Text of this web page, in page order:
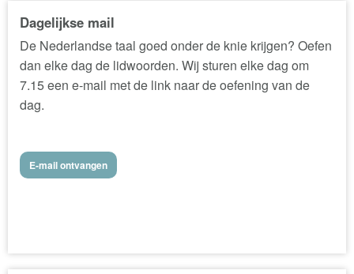
Dagelijkse mail
De Nederlandse taal goed onder de knie krijgen? Oefen
dan elke dag de lidwoorden. Wij sturen elke dag om
7.15 een e-mail met de link naar de oefening van de
dag.
E-mail ontvangen